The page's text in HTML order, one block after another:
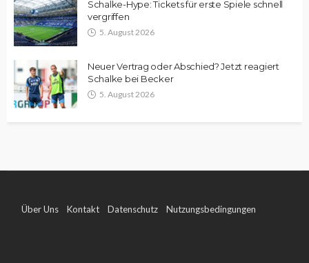
Schalke-Hype: Tickets für erste Spiele schnell
vergriffen
5. August 2026
Neuer Vertrag oder Abschied? Jetzt reagiert
Schalke bei Becker
5. August 2026
Über Uns Kontakt Datenschutz Nutzungsbedingungen